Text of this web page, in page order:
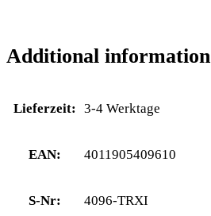
Additional information
Lieferzeit: 3-4 Werktage
EAN: 4011905409610
S-Nr: 4096-TRXI